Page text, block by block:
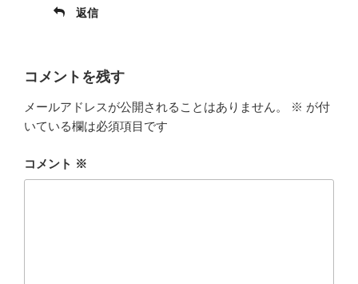
返信
コメントを残す
メールアドレスが公開されることはありません。 ※ が付
いている欄は必須項目です
コメント ※